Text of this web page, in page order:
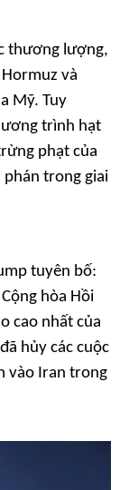
thương lượng,
và
Mỹ. Tuy
trình hạt
phạt của
phán trong giai
tuyên bố:
hòa Hồi
cao nhất của
hủy các cuộc
vào Iran trong